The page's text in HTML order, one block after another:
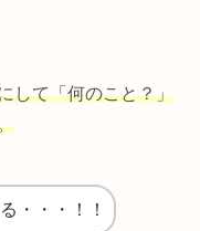
して「何のこと？」
・・・！！